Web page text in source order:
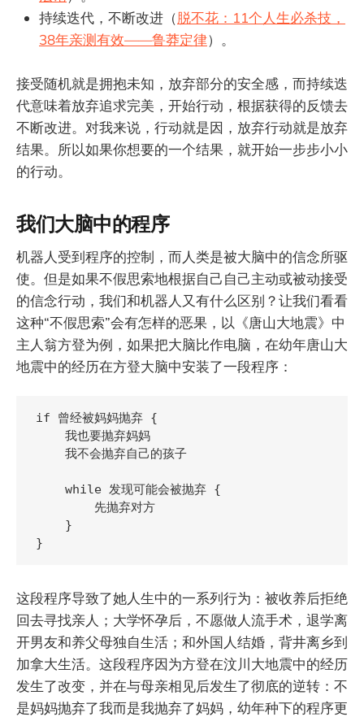
持续迭代，不断改进（脱不花：11个人生必杀技，
38年亲测有效——鲁莽定律）。
接受随机就是拥抱未知，放弃部分的安全感，而持续迭
代意味着放弃追求完美，开始行动，根据获得的反馈去
不断改进。对我来说，行动就是因，放弃行动就是放弃
结果。所以如果你想要的一个结果，就开始一步步小小
的行动。
我们大脑中的程序
机器人受到程序的控制，而人类是被大脑中的信念所驱
使。但是如果不假思索地根据自己自己主动或被动接受
的信念行动，我们和机器人又有什么区别？让我们看看
这种“不假思索”会有怎样的恶果，以《唐山大地震》中
主人翁方登为例，如果把大脑比作电脑，在幼年唐山大
地震中的经历在方登大脑中安装了一段程序：
if 曾经被妈妈抛弃 {
    我也要抛弃妈妈
    我不会抛弃自己的孩子
    while 发现可能会被抛弃 {
        先抛弃对方
    }
这段程序导致了她人生中的一系列行为：被收养后拒绝
回去寻找亲人；大学怀孕后，不愿做人流手术，退学离
开男友和养父母独自生活；和外国人结婚，背井离乡到
加拿大生活。这段程序因为方登在汶川大地震中的经历
发生了改变，并在与母亲相见后发生了彻底的逆转：不
是妈妈抛弃了我而是我抛弃了妈妈，幼年种下的程序更